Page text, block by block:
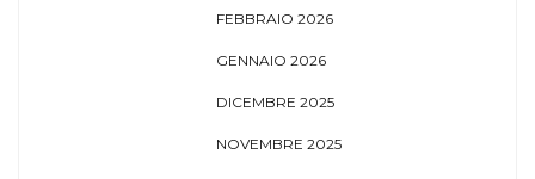
FEBBRAIO 2026
GENNAIO 2026
DICEMBRE 2025
NOVEMBRE 2025